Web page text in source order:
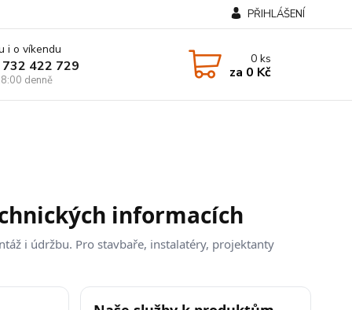
PŘIHLÁŠENÍ
i o víkendu
422 729
denně
0ks
za 0 Kč
informacích
i údržbu. Pro stavbaře, instalatéry, projektanty